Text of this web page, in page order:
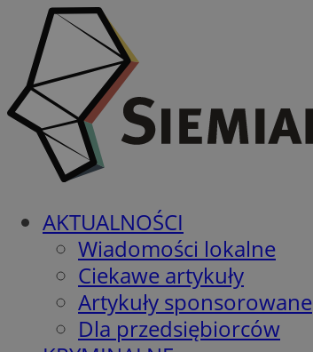
AKTUALNOŚCI
Wiadomości lokalne
Ciekawe artykuły
Artykuły sponsorowane
Dla przedsiębiorców